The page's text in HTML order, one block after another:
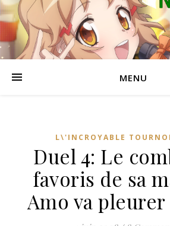
MENU
L\'INCROYABLE
Duel 4: Le
favoris de sa
Amo va pleurer